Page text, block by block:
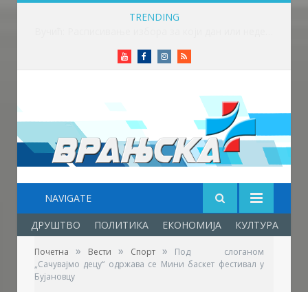
TRENDING
YoutubeFacebookInstagram
RSS
NAVIGATE
ДРУШТВО ПОЛИТИКА ЕКОНОМИЈА КУЛТУРА
Почетна » Вести » Спорт »
Под слоганом
„Сачувајмо децу“ одржава се Мини баскет фестивал у
Бујановцу